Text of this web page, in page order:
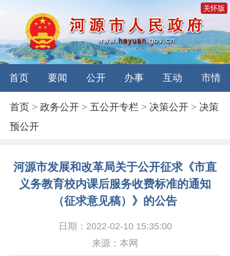
关怀版
首页 要闻 公开 办事 互动 市情
首页 >政务公开 > 五公开专栏 > 决策公开 > 决策
预公开
河源市发展和改革局关于公开征求《市直
义务教育校内课后服务收费标准的通知
（征求意见稿）》的公告
日期：2022-02-10 15:35:00
来源：本网